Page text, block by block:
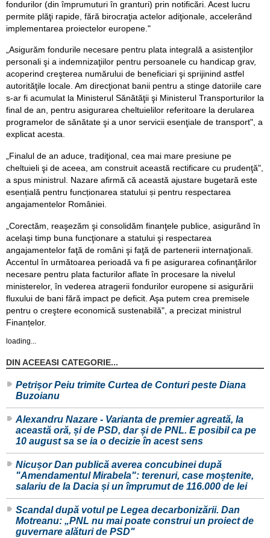
fondurilor (din împrumuturi în granturi) prin notificări. Acest lucru
permite plăţi rapide, fără birocraţia actelor adiţionale, accelerând
implementarea proiectelor europene."
„Asigurăm fondurile necesare pentru plata integrală a asistenţilor
personali şi a indemnizaţiilor pentru persoanele cu handicap grav,
acoperind creşterea numărului de beneficiari şi sprijinind astfel
autorităţile locale. Am direcţionat banii pentru a stinge datoriile care
s-ar fi acumulat la Ministerul Sănătăţii şi Ministerul Transporturilor la
final de an, pentru asigurarea cheltuielilor referitoare la derularea
programelor de sǎnǎtate şi a unor servicii esenţiale de transport", a
explicat acesta.
„Finalul de an aduce, tradiţional, cea mai mare presiune pe
cheltuieli şi de aceea, am construit această rectificare cu prudenţă",
a spus ministrul. Nazare afirmă că această ajustare bugetară este
esențială pentru funcționarea statului și pentru respectarea
angajamentelor României.
„Corectăm, reaşezăm şi consolidăm finanţele publice, asigurând în
acelaşi timp buna funcţionare a statului şi respectarea
angajamentelor faţă de români şi faţă de partenerii internaţionali.
Accentul în următoarea perioadǎ va fi pe asigurarea cofinanţărilor
necesare pentru plata facturilor aflate în procesare la nivelul
ministerelor, în vederea atragerii fondurilor europene si asigurării
fluxului de bani fără impact pe deficit. Aşa putem crea premisele
pentru o creştere economică sustenabilă", a precizat ministrul
Finanțelor.
loading...
DIN ACEEASI CATEGORIE...
Petrișor Peiu trimite Curtea de Conturi peste Diana
Buzoianu
Alexandru Nazare - Varianta de premier agreată, la
această oră, și de PSD, dar și de PNL. E posibil ca pe
10 august sa se ia o decizie în acest sens
Nicușor Dan publică averea concubinei după
"Amendamentul Mirabela": terenuri, case moștenite,
salariu de la Dacia și un împrumut de 116.000 de lei
Scandal după votul pe Legea decarbonizării. Dan
Motreanu: „PNL nu mai poate construi un proiect de
guvernare alături de PSD"